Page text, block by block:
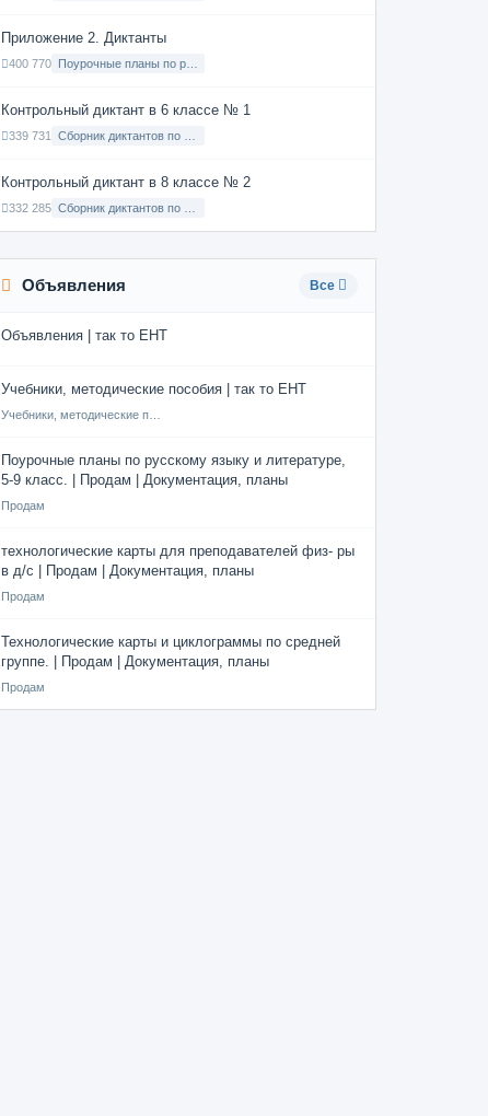
Приложение 2. Диктанты
400 770
Контрольный диктант в 6 классе № 1
339 731
Контрольный диктант в 8 классе № 2
332 285
Объявления Все
Объявления | так то ЕНТ
Учебники, методические пособия | так то ЕНТ
Поурочные планы по русскому языку и литературе,
5-9 класс. | Продам | Документация, планы
Продам
технологические карты для преподавателей физ- ры
в д/с | Продам | Документация, планы
Продам
Технологические карты и циклограммы по средней
группе. | Продам | Документация, планы
Продам